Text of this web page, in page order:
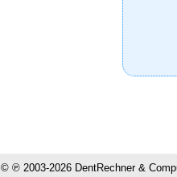
© ℗ 2003-2026 DentRechner &